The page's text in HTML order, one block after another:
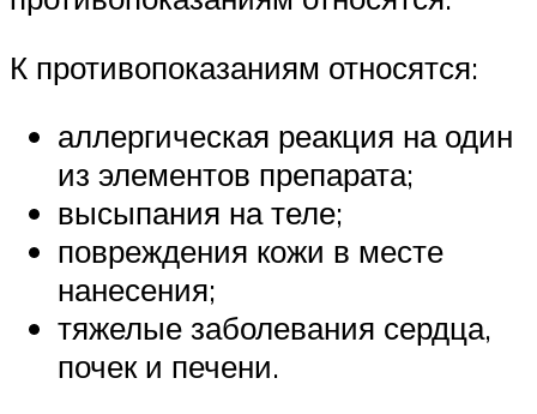
К противопоказаниям относятся:
аллергическая реакция на один
из элементов препарата;
высыпания на теле;
повреждения кожи в месте
нанесения;
тяжелые заболевания сердца,
почек и печени.